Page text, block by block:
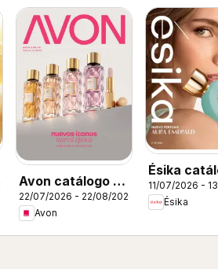
Avon catálogo -
Campaña 12
22/07/2026 - 22/08/2026
Avon
Ésika
Campaña
11/07/2026 -
Ésika